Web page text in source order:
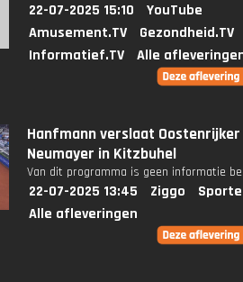
22-07-2025 15:10
YouTube
Amusement.TV
Gezondheid.TV
Informatief.TV
Alle
Hanfmann verslaat Oostenrijker
Neumayer in Kitzbuhel
Van dit programma is geen informatie
22-07-2025 13:45 Ziggo
Alle afleveringen